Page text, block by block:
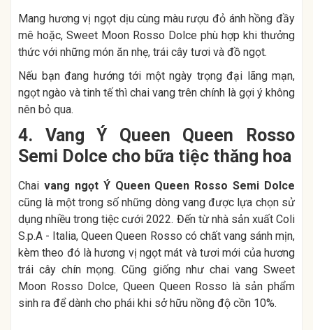
Mang hương vị ngọt dịu cùng màu rượu đỏ ánh hồng đầy
mê hoặc, Sweet Moon Rosso Dolce phù hợp khi thưởng
thức với những món ăn nhẹ, trái cây tươi và đồ ngọt.
Nếu bạn đang hướng tới một ngày trọng đại lãng mạn,
ngọt ngào và tinh tế thì chai vang trên chính là gợi ý không
nên bỏ qua.
4. Vang Ý Queen Queen Rosso
Semi Dolce cho bữa tiệc thăng hoa
Chai vang ngọt Ý Queen Queen Rosso Semi Dolce
cũng là một trong số những dòng vang được lựa chọn sử
dụng nhiều trong tiệc cưới 2022. Đến từ nhà sản xuất Coli
S.p.A - Italia, Queen Queen Rosso có chất vang sánh mịn,
kèm theo đó là hương vị ngọt mát và tươi mới của hương
trái cây chín mọng. Cũng giống như chai vang Sweet
Moon Rosso Dolce, Queen Queen Rosso là sản phẩm
sinh ra để dành cho phái khi sở hữu nồng độ cồn 10%.